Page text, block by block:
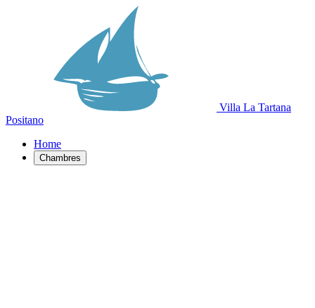
Villa La Tartana
Positano
Home
Chambres